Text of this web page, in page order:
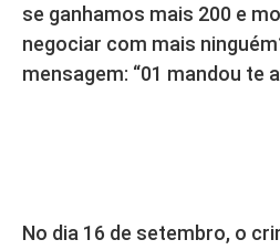
se ganhamos mais 200 e
negociar com mais
mensagem: “01 mandou te
No dia 16 de setembro, o